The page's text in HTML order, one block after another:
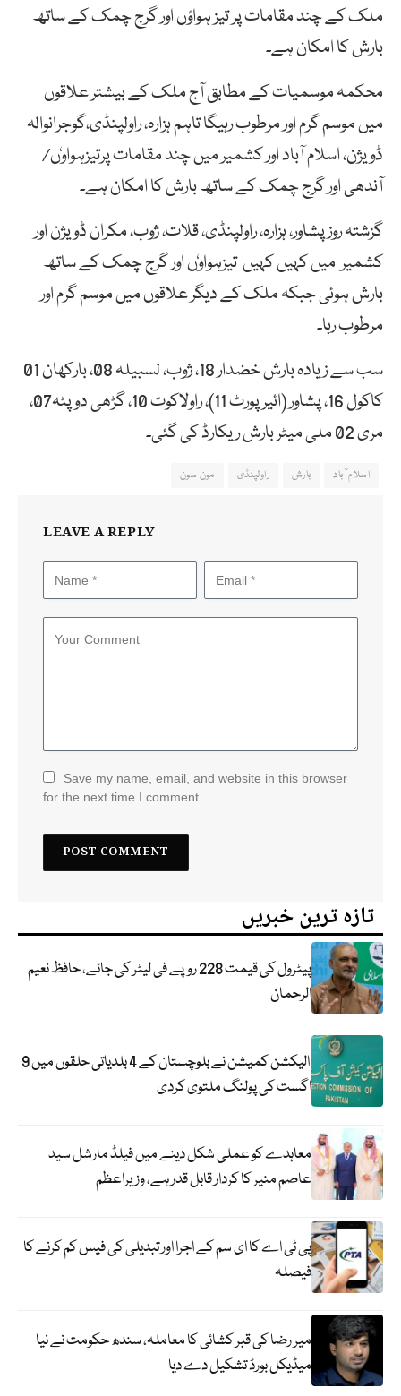
ملک کے چند مقامات پر تیز ہواؤں اور گرج چمک کے ساتھ
بارش کا امکان ہے۔
محکمہ موسمیات کے مطابق آج ملک کے بیشتر علاقوں
میں موسم گرم اور مرطوب رہیگا تاہم ہزارہ، راولپنڈی،گوجرانوالہ
ڈویژن، اسلام آباد اور کشمیر میں چند مقامات پرتیزہواوٗں/
آندھی اور گرج چمک کے ساتھ بارش کا امکان ہے۔
گزشتہ روزپشاور، ہزارہ، راولپنڈی، قلات، ژوب، مکران ڈویژن اور
کشمیر میں کہیں کہیں تیزہواوٗں اور گرج چمک کے ساتھ
بارش ہوئی جبکہ ملک کے دیگر علاقوں میں موسم گرم اور
مرطوب رہا۔
سب سے زیادہ بارش خضدار 18، ژوب، لسبیلہ 08، بارکھان 01
کاکول 16، پشاور (ائیرپورٹ 11)، راولاکوٹ 10، گڑھی دوپٹہ07،
مری 02 ملی میٹر بارش ریکارڈ کی گئی۔
اسلام آباد بارش راولپنڈی مون سون
LEAVE A REPLY
Save my name, email, and website in this browser
for the next time I comment.
تازہ ترین خبریں
پیٹرول کی قیمت 228 روپے فی لیٹر کی جائے، حافظ نعیم
الرحمان
الیکشن کمیشن نے بلوچستان کے 4 بلدیاتی حلقوں میں 9
اگست کی پولنگ ملتوی کردی
معاہدے کو عملی شکل دینے میں فیلڈ مارشل سید
عاصم منیر کا کردار قابل قدر ہے، وزیراعظم
پی ٹی اے کا ای سم کے اجرا اور تبدیلی کی فیس کم کرنے کا
فیصلہ
میر رضا کی قبر کشائی کا معاملہ، سندھ حکومت نے نیا
میڈیکل بورڈ تشکیل دے دیا